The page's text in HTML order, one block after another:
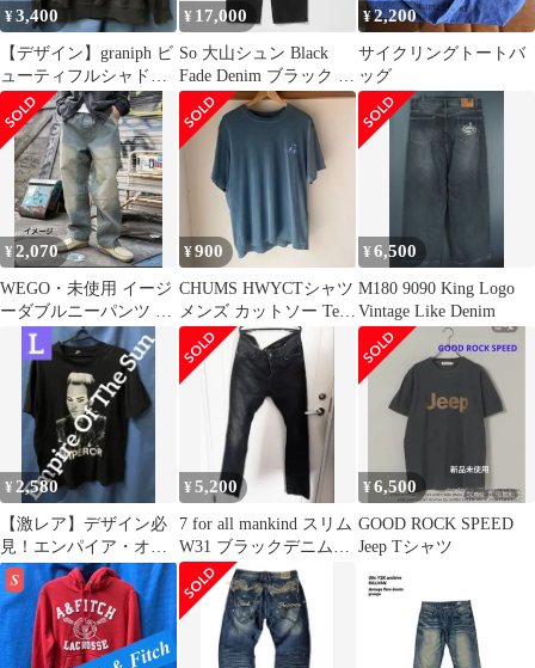
¥3,400
【デザイン】graniph ビ
ューティフルシャドー
SEIZA スウェット M
¥ 17,000
So 大山シュン Black
Fade Denim ブラック グ
レー デニム M
¥2,200
サイクリングトートバ
ッグ
¥2,070
WEGO・未使用 イージ
ーダブルニーパンツ デ
ニム ワイド ライトブル
ー M
¥900
CHUMS HWYCTシャツ
メンズ カットソー Teal
Green
¥6,500
M180 9090 King Logo
Vintage Like Denim
¥ 2,580
【激レア】デザイン必
見！エンパイア・オ
ブ・ザ・サン Tシャ
ツ ブラック Lサイ
ズ
¥5,200
7 for all mankind スリム
W31 ブラックデニムビ
ンテージ加工
¥6,500
GOOD ROCK SPEED
Jeep Tシャツ